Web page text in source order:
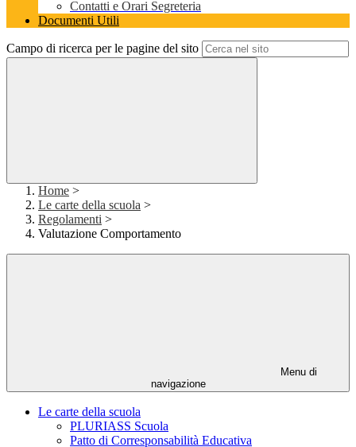
Contatti e Orari Segreteria
Documenti Utili
Campo di ricerca per le pagine del sito
Home >
Le carte della scuola >
Regolamenti >
Valutazione Comportamento
Menu di
navigazione
Le carte della scuola
PLURIASS Scuola
Patto di Corresponsabilità Educativa